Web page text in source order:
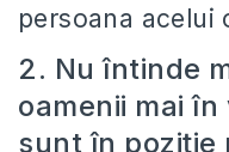
persoana acelui
2. Nu întinde
oamenii mai
sunt în poziţie